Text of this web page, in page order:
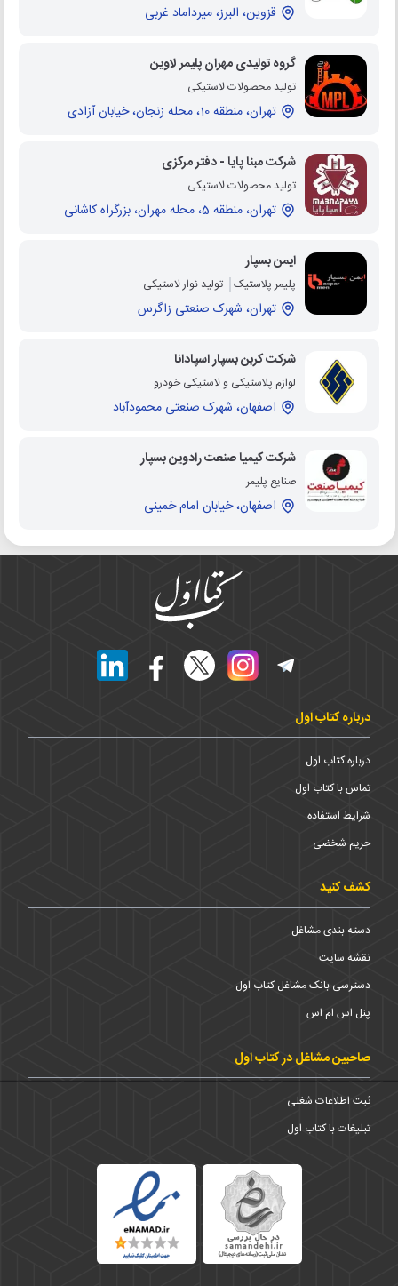
قزوین، البرز، میرداماد غربی
گروه تولیدی مهران پلیمر لاوین
تولید محصولات لاستیکی
تهران، منطقه 10، محله زنجان، خیابان آزادی
شرکت مبنا پایا - دفتر مرکزی
تولید محصولات لاستیکی
تهران، منطقه 5، محله مهران، بزرگراه کاشانی
ایمن بسپار
پلیمر پلاستیک تولید نوار لاستیکی
تهران، شهرک صنعتی زاگرس
شرکت کربن بسپار اسپادانا
لوازم پلاستیکی و لاستیکی خودرو
اصفهان، شهرک صنعتی محمودآباد
شرکت کیمیا صنعت رادوین بسپار
صنایع پلیمر
اصفهان، خیابان امام خمینی
درباره کتاب اول
درباره کتاب اول
تماس با کتاب اول
شرایط استفاده
حریم شخضی
کشف کنید
دسته بندی مشاغل
نقشه سایت
دسترسی بانک مشاغل کتاب اول
پنل اس ام اس
صاحبین مشاغل در کتاب اول
ثبت اطلاعات شغلی
تبلیغات با کتاب اول